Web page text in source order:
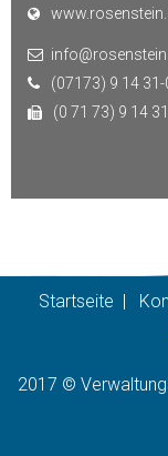
(07173) 9 14 31-
(0 71 73) 9 14
Startseite |
2017 ©